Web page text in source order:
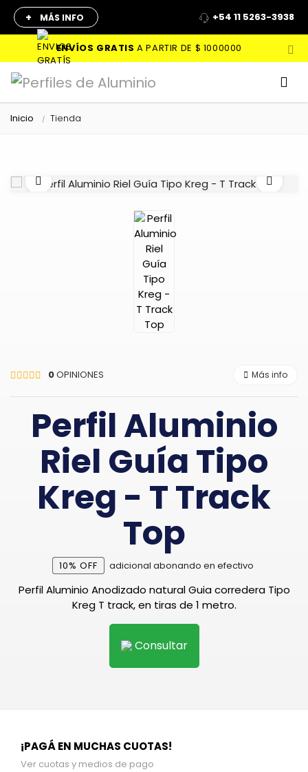
+ MÁS INFO +54 11 5263-3938
ENVÍOS GRATIS A PARTIR DE $ 1000000
Inicio Tienda
0OPINIONES Más info
Perfil Aluminio
Riel Guía Tipo
Kreg - T Track
Top
10% OFF adicional abonando en efectivo
Perfil Aluminio Anodizado natural Guia corredera Tipo
Kreg T track, en tiras de 1 metro.
Consultar
¡PAGÁ EN MUCHAS CUOTAS!
Ver cuotas y medios de pago